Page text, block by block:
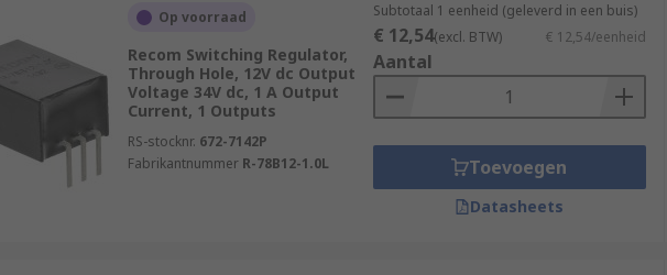
Op voorraad
Recom Switching Regulator,
Through Hole, 12V dc Output
Voltage 34V dc, 1 A Output
Current, 1 Outputs
RS-stocknr. 672-7142P
Fabrikantnummer R-78B12-1.0L
Subtotaal 1 eenheid (geleverd in een buis)
€ 12,54(excl. BTW) € 12,54/eenheid
Aantal
Toevoegen
Datasheets